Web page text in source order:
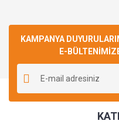
KAMPANYA
E-